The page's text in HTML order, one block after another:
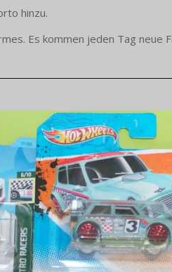
hinzu.
Es kommen jeden Tag neue